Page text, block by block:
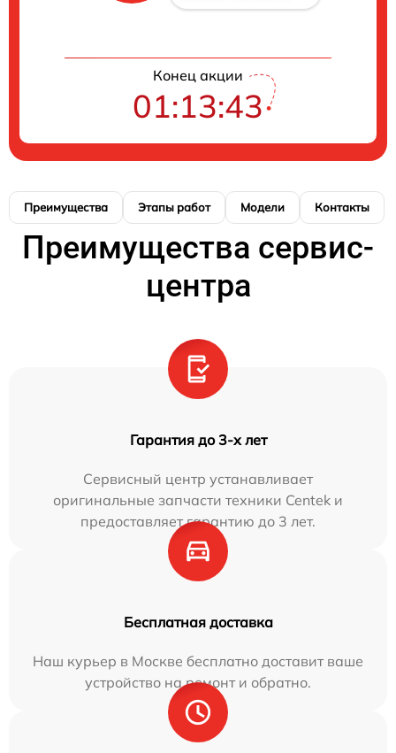
Конец акции
01:13:42
Преимущества Этапы работ Модели Контакты
Преимущества сервис-
центра
Гарантия до 3-х лет
Сервисный центр устанавливает
оригинальные запчасти техники Centek и
предоставляет гарантию до 3 лет.
Бесплатная доставка
Наш курьер в Москве бесплатно доставит ваше
устройство на ремонт и обратно.